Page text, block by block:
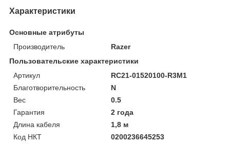
Характеристики
Основные атрибуты
Производитель
Razer
Пользовательские характеристики
Артикул
RC21-01520100-R3M1
Благотворительность
N
Вес
0.5
Гарантия
2 года
Длина кабеля
1,8 м
Код НКТ
0200236645253